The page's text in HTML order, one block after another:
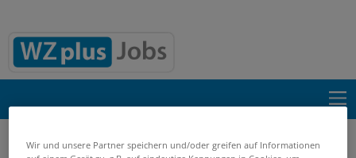
Suche einblenden
Wir und unsere Partner speichern und/oder greifen auf Informationen